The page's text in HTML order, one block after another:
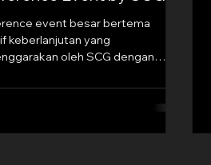
event besar bertema
keberlanjutan yang
oleh SCG dengan